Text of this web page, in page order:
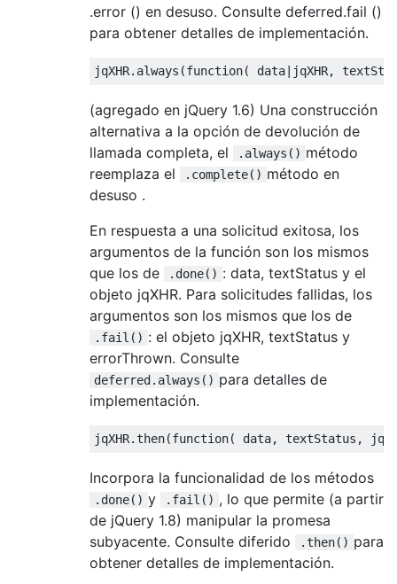
.error () en desuso. Consulte deferred.fail ()
para obtener detalles de implementación.
jqXHR. always (function( data| jqXHR,
(agregado en jQuery 1.6) Una construcción
alternativa a la opción de devolución de
llamada completa, el
.always() método
reemplaza el
.complete() método en
desuso .
En respuesta a una solicitud exitosa, los
argumentos de la función son los mismos
que los de
.done() : data, textStatus y el
objeto jqXHR. Para solicitudes fallidas, los
argumentos son los mismos que los de
.fail() : el objeto jqXHR, textStatus y
errorThrown. Consulte
deferred.always() para detalles de
implementación.
jqXHR.then(function( data, textStatus ,
Incorpora la funcionalidad de los métodos
.done() y .fail() , lo que permite (a partir
de jQuery 1.8) manipular la promesa
subyacente. Consulte diferido
.then() para
obtener detalles de implementación.